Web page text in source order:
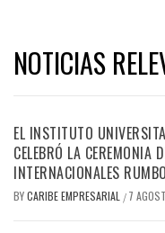
NOTICIAS
EL INSTITUTO
CELEBRÓ LA CEREMONIA
INTERNACIONALES
BYCARIBE EMPRESARIAL / 7